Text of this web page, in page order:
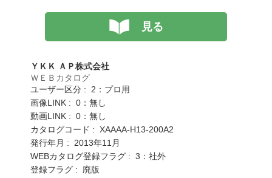
見る
ＹＫＫ ＡＰ株式会社
ＷＥＢカタログ
ユーザー区分 : 2：プロ用
画像LINK : 0：無し
動画LINK : 0：無し
カタログコード : XAAAA-H13-200A2
発行年月 : 2013年11月
WEBカタログ登録フラグ : 3：社外
登録フラグ : 廃版